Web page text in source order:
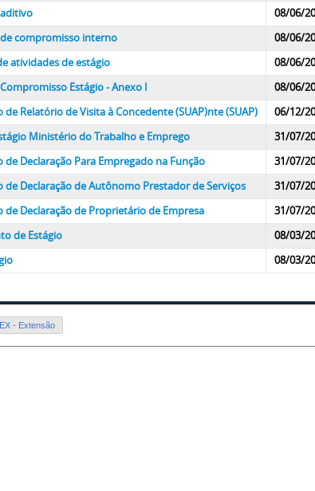
08/06/
compromisso interno
08/06/
atividades de estágio
08/06/
Estágio - Anexo I
08/06/
de Relatório de Visita à Concedente (SUAP)nte (SUAP)
06/12/
Ministério do Trabalho e Emprego
31/07/
de Declaração Para Empregado na Função
31/07/
de Declaração de Autônomo Prestador de Serviços
31/07/
de Declaração de Proprietário de Empresa
31/07/
de Estágio
08/03/
08/03/
- Extensão